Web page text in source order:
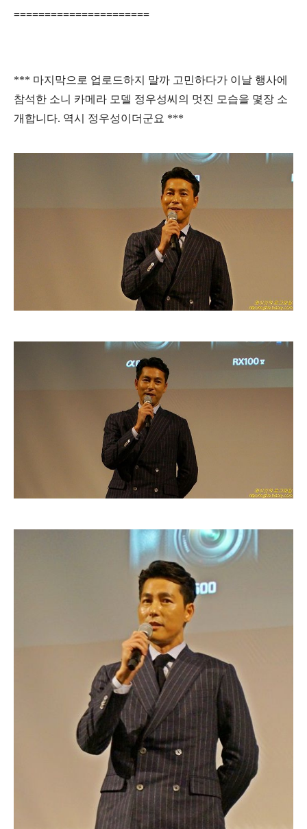
======================
*** 마지막으로 업로드하지 말까 고민하다가 이날 행사에
참석한 소니 카메라 모델 정우성씨의 멋진 모습을 몇장 소
개합니다. 역시 정우성이더군요 ***